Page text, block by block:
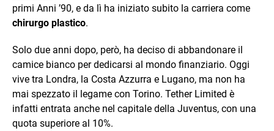
primi Anni ’90, e da lì ha iniziato subito la carriera come
chirurgo plastico.
Solo due anni dopo, però, ha deciso di abbandonare il
camice bianco per dedicarsi al mondo finanziario. Oggi
vive tra Londra, la Costa Azzurra e Lugano, ma non ha
mai spezzato il legame con Torino. Tether Limited è
infatti entrata anche nel capitale della Juventus, con una
quota superiore al 10%.